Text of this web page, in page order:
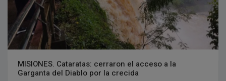
MISIONES. Cataratas: cerraron el acceso a la
Garganta del Diablo por la crecida